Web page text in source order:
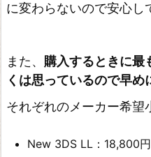
に変わらないので安心し
また、 購入するときに最
くは思っているので早め
それぞれのメーカー希望
New 3DS LL：18,800円